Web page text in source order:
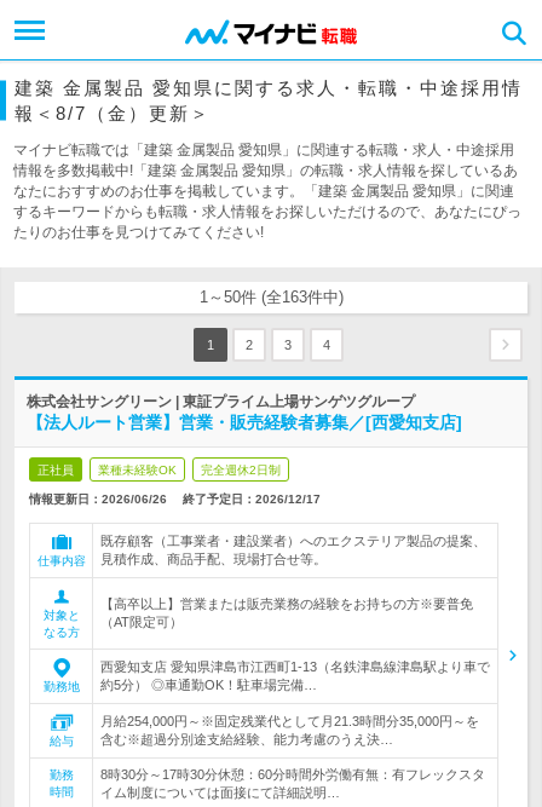
建築 金属製品 愛知県に関する求人・転職・中途採用情
報＜8/7（金）更新＞
マイナビ転職では「建築 金属製品 愛知県」に関連する転職・求人・中途採用
情報を多数掲載中!「建築 金属製品 愛知県」の転職・求人情報を探しているあ
なたにおすすめのお仕事を掲載しています。「建築 金属製品 愛知県」に関連
するキーワードからも転職・求人情報をお探しいただけるので、あなたにぴっ
たりのお仕事を見つけてみてください!
1～50件 (全163件中)
1 2 3 4
株式会社サングリーン | 東証プライム上場サンゲツグループ
【法人ルート営業】営業・販売経験者募集／[西愛知支店]
正社員 業種未経験OK 完全週休2日制
情報更新日：2026/06/26 終了予定日： 2026/12/17
仕事内容
既存顧客（工事業者・建設業者）へのエクステリア製品の提案、
見積作成、商品手配、現場打合せ等。
対象と
なる方
【高卒以上】営業または販売業務の経験をお持ちの方※要普免
（AT限定可）
勤務地
西愛知支店 愛知県津島市江西町1-13（名鉄津島線津島駅より車で
約5分） ◎車通勤OK！駐車場完備…
給与
月給254,000円～※固定残業代として月21.3時間分35,000円～を
含む※超過分別途支給経験、能力考慮のうえ決…
勤務
時間
8時30分～17時30分休憩：60分時間外労働有無：有フレックスタ
イム制度については面接にて詳細説明…